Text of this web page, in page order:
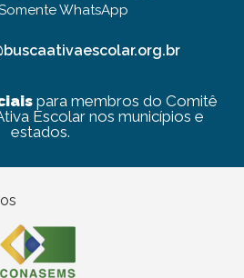
WhatsApp
para membros do Comitê
Escolar nos municípios e
estados.